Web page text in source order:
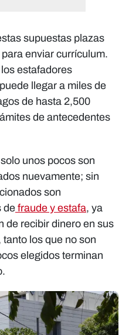
supuestas plazas
enviar currículum.
estafadores
llegar a miles de
de hasta 2,500
de antecedentes
unos pocos son
nuevamente; sin
son
de fraude y estafa, ya
de recibir dinero en sus
los que no son
elegidos terminan